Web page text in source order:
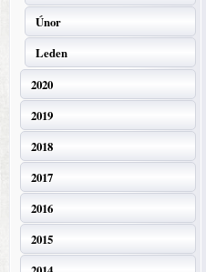
Únor
Leden
2020
2019
2018
2017
2016
2015